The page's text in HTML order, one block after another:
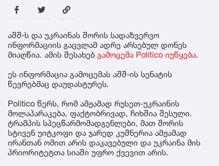
აშშ-ს და უკრაინას შორის სადაზვერვო
ინფორმაციის გაცვლამ ადრე არსებულ დონეს
მიაღწია. ამის შესახებ გამოცემა Politico იუწყება.
ეს ინფორმაცია გამოცემას აშშ-ის სენატის
წევრებმაც დაუდასტურეს.
Politico წერს, რომ ამჟამად რუსეთ-უკრაინის
მოლაპარაკება, ფაქტობრივად, ჩიხშია შესული.
ტრამპის სპეცწარმომადგენლები, მათ შორის
სტივენ უიტკოფი და ჯარედ კუშნერია ამჟამად
ირანთან ომით არის დაკავებული და უკრაინა მის
პრიორიტეტთა სიაში უფრო ქვევით არის.